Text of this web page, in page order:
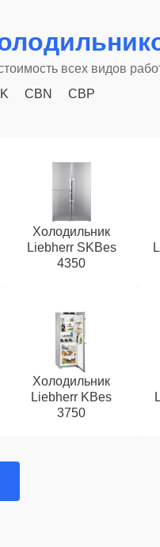
всех видов
CBN CBP
Холодильник
Liebherr SKBes
4350
Холодильник
Liebherr KBes
3750